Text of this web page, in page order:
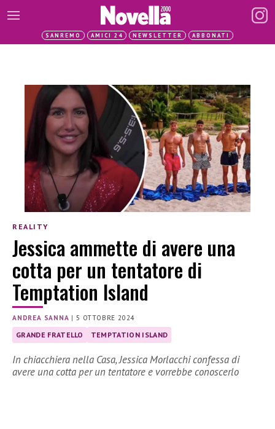
SANREMO AMICI 24 NEWSLETTER ABBONATI
REALITY
Jessica ammette di avere una
cotta per un tentatore di
Temptation Island
ANDREA SANNA |5 OTTOBRE 2024
GRANDE FRATELLO TEMPTATION ISLAND
In chiacchiera nella Casa, Jessica Morlacchi confessa di
avere una cotta per un tentatore e vorrebbe conoscerlo